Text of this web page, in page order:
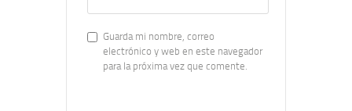
Guarda mi nombre, correo
electrónico y web en este navegador
para la próxima vez que comente.